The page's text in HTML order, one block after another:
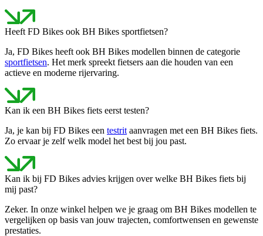
Heeft FD Bikes ook BH Bikes sportfietsen?
Ja, FD Bikes heeft ook BH Bikes modellen binnen de categorie
sportfietsen. Het merk spreekt fietsers aan die houden van een
actieve en moderne rijervaring.
Kan ik een BH Bikes fiets eerst testen?
Ja, je kan bij FD Bikes een testrit aanvragen met een BH Bikes fiets.
Zo ervaar je zelf welk model het best bij jou past.
Kan ik bij FD Bikes advies krijgen over welke BH Bikes fiets bij
mij past?
Zeker. In onze winkel helpen we je graag om BH Bikes modellen te
vergelijken op basis van jouw trajecten, comfortwensen en gewenste
prestaties.